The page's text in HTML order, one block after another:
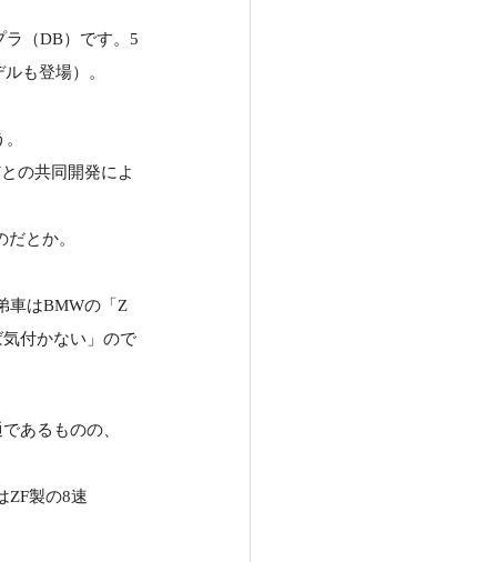
ラ（DB）です。5
も登場）。
の共同開発によ
とか。
車はBMWの「Z
付かない」ので
あるものの、
ZF製の8速